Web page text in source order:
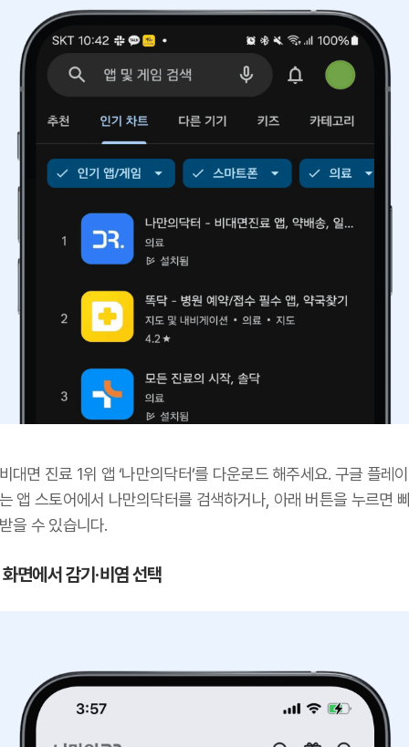
대면 진료 1위 앱 ‘나만의닥터’를 다운로드 해주세요. 구글 플레
앱 스토어에서 나만의닥터를 검색하거나, 아래 버튼을 누르면
을 수 있습니다.
면에서 감기·비염 선택